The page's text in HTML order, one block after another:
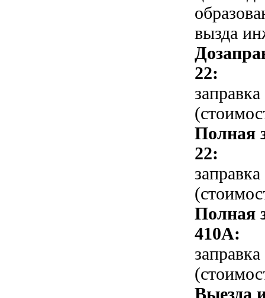
вызда
22:
Полная
22:
Полная
410A:
Выезда